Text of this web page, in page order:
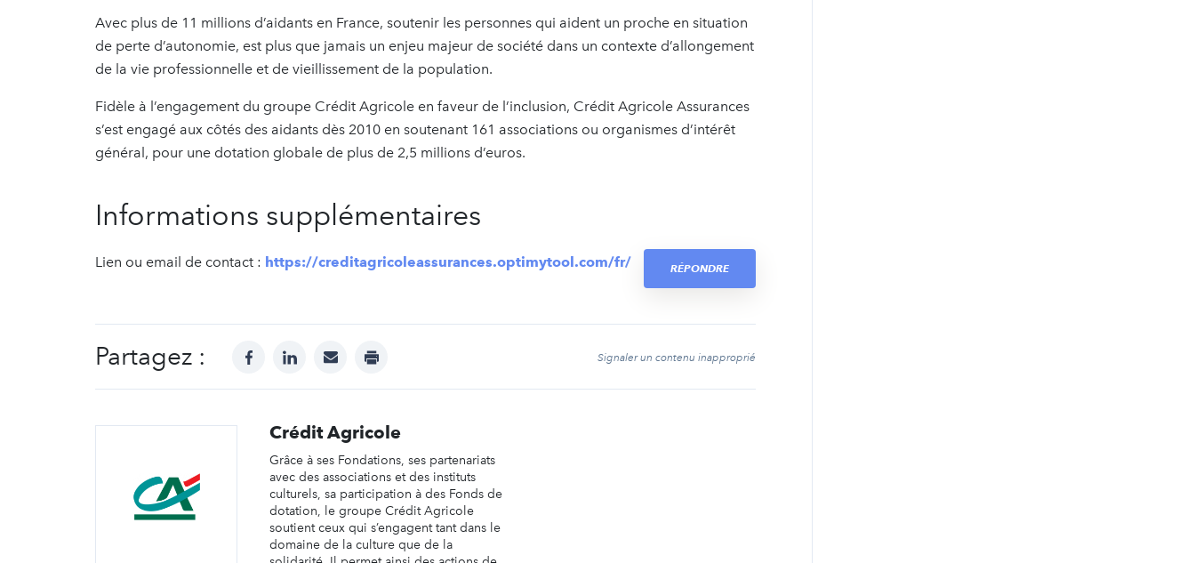
Avec plus de 11 millions d’aidants en France, soutenir les personnes qui aident un proche en situation
de perte d’autonomie, est plus que jamais un enjeu majeur de société dans un contexte d’allongement
de la vie professionnelle et de vieillissement de la population.
Fidèle à l’engagement du groupe Crédit Agricole en faveur de l’inclusion, Crédit Agricole Assurances
s’est engagé aux côtés des aidants dès 2010 en soutenant 161 associations ou organismes d’intérêt
général, pour une dotation globale de plus de 2,5 millions d’euros.
Informations supplémentaires
Lien ou email de contact : https://creditagricoleassurances.optimytool.com/fr/ RÉPONDRE
Partagez : facebooklinkedinmail print Signaler un contenu inapproprié
Crédit Agricole
Grâce à ses Fondations, ses partenariats
avec des associations et des instituts
culturels, sa participation à des Fonds de
dotation, le groupe Crédit Agricole
soutient ceux qui s’engagent tant dans le
domaine de la culture que de la